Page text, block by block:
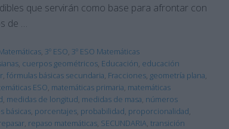
que servirán como base para afrontar con
de …
, 3º ESO, 3º ESO Matemáticas
, cuerpos geométricos, Educación, educación
, fórmulas básicas secundaria, Fracciones, geometría plana,
ESO, matemáticas primaria, matemáticas
, medidas de longitud, medidas de masa, números
básicas, porcentajes, probabilidad, proporcionalidad,
, repaso matemáticas, SECUNDARIA, transición